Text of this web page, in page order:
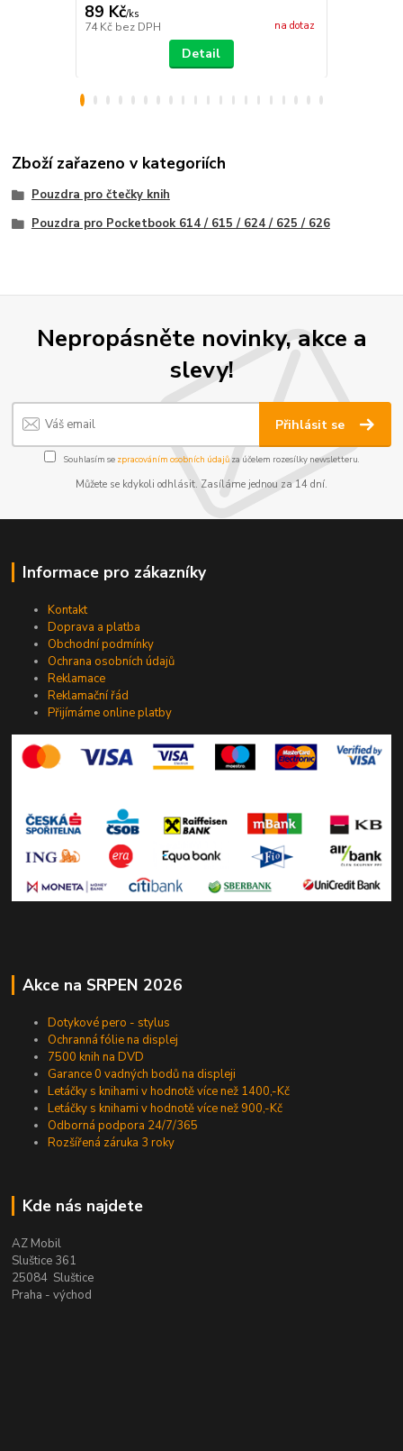
89 Kč/ks
74 Kč bez DPH na dotaz
Detail
Zboží zařazeno v kategoriích
Pouzdra pro čtečky knih
Pouzdra pro Pocketbook 614 / 615 / 624 / 625 / 626
Nepropásněte novinky, akce a
slevy!
Přihlásit se
Souhlasím se zpracováním osobních údajůza účelem rozesílky newsletteru.
Můžete se kdykoli odhlásit. Zasíláme jednou za 14 dní.
Informace pro zákazníky
Kontakt
Doprava a platba
Obchodní podmínky
Ochrana osobních údajů
Reklamace
Reklamační řád
Přijímáme online platby
Akce na SRPEN 2026
Dotykové pero - stylus
Ochranná fólie na displej
7500 knih na DVD
Garance 0 vadných bodů na displeji
Letáčky s knihami v hodnotě více než 1400,-Kč
Letáčky s knihami v hodnotě více než 900,-Kč
Odborná podpora 24/7/365
Rozšířená záruka 3 roky
Kde nás najdete
AZ Mobil
Sluštice 361
25084 Sluštice
Praha - východ